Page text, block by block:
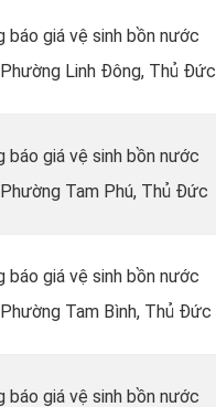
báo giá vệ sinh bồn nước
Linh Đông, Thủ Đức
báo giá vệ sinh bồn nước
Tam Phú, Thủ Đức
báo giá vệ sinh bồn nước
Tam Bình, Thủ Đức
báo giá vệ sinh bồn nước